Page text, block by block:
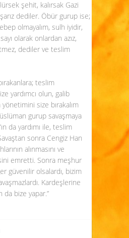
şehit, kalırsak Gazi
dediler. Öbür gurup ise;
olmayalım, sulh iyidir,
olarak onlardan azız,
dediler ve teslim
teslim
yardımcı olun, galib
size bırakalım
gurup savaşmaya
da yardımı ile, teslim
sonra Cengiz Han
alınmasını ve
emretti. Sonra meşhur
güvenilir olsalardı, bizim
Kardeşlerine
da bize yapar.”